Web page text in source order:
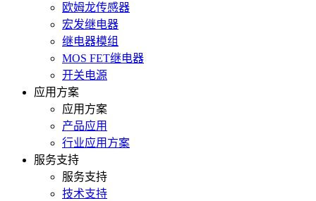
欧姆龙传感器
宏发继电器
继电器模组
MOS FET继电器
开关电源
应用方案
应用方案
产品应用
行业应用方案
服务支持
服务支持
技术支持